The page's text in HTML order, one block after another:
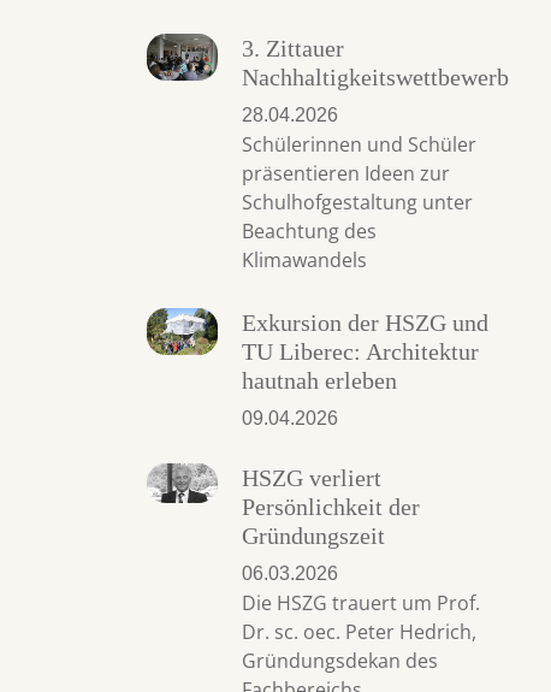
3. Zittauer
Nachhaltigkeitswettbewerb
28.04.2026
Schülerinnen und Schüler
präsentieren Ideen zur
Schulhofgestaltung unter
Beachtung des
Klimawandels
Exkursion der HSZG und
TU Liberec: Architektur
hautnah erleben
09.04.2026
HSZG verliert
Persönlichkeit der
Gründungszeit
06.03.2026
Die HSZG trauert um Prof.
Dr. sc. oec. Peter Hedrich,
Gründungsdekan des